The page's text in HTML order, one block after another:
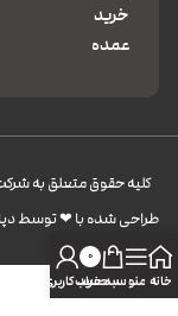
خرید
عمده
کليه حقوق متعلق به شرکت
طراحی شده با ❤︎ توسط
خانه منو
0
سبد خرید
حساب کاربری من